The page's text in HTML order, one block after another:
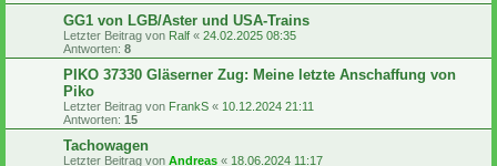
GG1 von LGB/Aster und USA-Trains
Letzter Beitrag von Ralf « 24.02.2025 08:35
Antworten: 8
PIKO 37330 Gläserner Zug: Meine letzte Anschaffung von
Piko
Letzter Beitrag von FrankS « 10.12.2024 21:11
Antworten: 15
Tachowagen
Letzter Beitrag von Andreas « 18.06.2024 11:17